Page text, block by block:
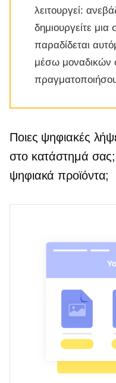
λειτουργεί:
δημιουργείτε μια
παραδίδεται
μέσω
Ποιες ψηφιακές
στο κατάστημά σας;
ψηφιακά προϊόντα;